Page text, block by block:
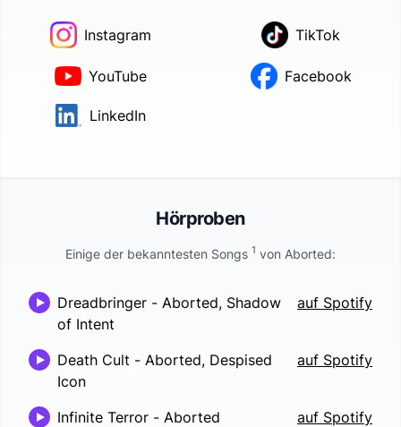
Instagram TikTok
YouTube Facebook
LinkedIn
Hörproben
Einige der bekanntesten Songs 1 von Aborted:
Dreadbringer - Aborted, Shadow
of Intent
auf Spotify
Death Cult - Aborted, Despised
Icon
auf Spotify
Infinite Terror - Aborted
auf Spotify